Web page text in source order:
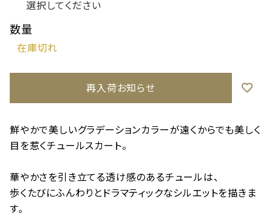
数量
再入荷お知らせ
鮮やかで美しいグラデーションカラーが遠くからでも美しく
目を惹くチュールスカート。
華やかさを引き立てる透け感のあるチュールは、
歩くたびにふんわりとドラマティックなシルエットを描きま
す。